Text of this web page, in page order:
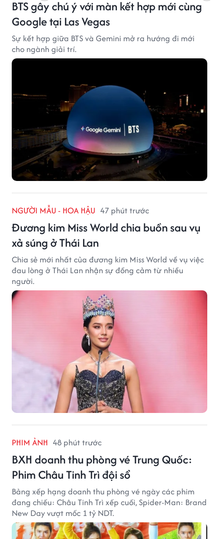
BTS gây chú ý với màn kết hợp mới cùng
Google tại Las Vegas
Sự kết hợp giữa BTS và Gemini mở ra hướng đi mới
cho ngành giải trí.
NGƯỜI MẪU - HOA HẬU 47 phút trước
Đương kim Miss World chia buồn sau vụ
xả súng ở Thái Lan
Chia sẻ mới nhất của đương kim Miss World về vụ việc
đau lòng ở Thái Lan nhận sự đồng cảm từ nhiều
người.
PHIM ẢNH 48 phút trước
BXH doanh thu phòng vé Trung Quốc:
Phim Châu Tinh Trì đội sổ
Bảng xếp hạng doanh thu phòng vé ngày các phim
đang chiếu: Châu Tinh Trì xếp cuối, Spider-Man: Brand
New Day vượt mốc 1 tỷ NDT.